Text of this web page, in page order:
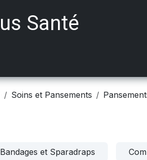
Soins et Pansements
Bandages et Sparadraps